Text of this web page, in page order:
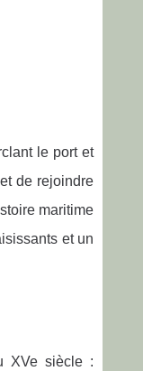
le port et
de rejoindre
maritime
et un
XVe siècle :